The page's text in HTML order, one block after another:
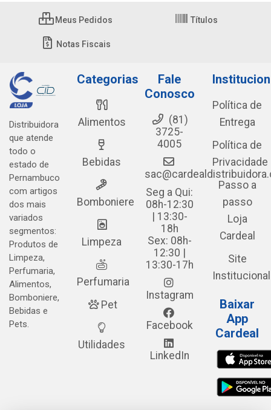
Meus Pedidos Títulos
Notas Fiscais
Distribuidora
que atende
todo o
estado de
Pernambuco
com artigos
dos mais
variados
segmentos:
Produtos de
Limpeza,
Perfumaria,
Alimentos,
Bomboniere,
Bebidas e
Pets.
Categorias
Alimentos
Bebidas
Bomboniere
Limpeza
Perfumaria
Pet
Utilidades
Fale
Conosco
(81)
3725-
4005
Seg a Qui:
08h-12:30
| 13:30-
18h
Sex: 08h-
12:30 |
13:30-17h
Instagram
Facebook
LinkedIn
Política de
Entrega
Política de
Privacidade
Passo a
passo
Loja
Cardeal
Site
Institucional
Baixar
App
Cardeal